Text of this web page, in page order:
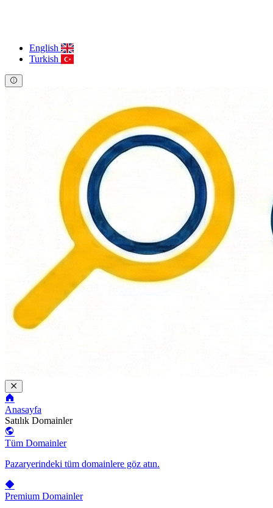
English
Turkish
Anasayfa
Satılık Domainler
Tüm Domainler
Pazaryerindeki tüm domainlere göz atın.
Premium Domainler